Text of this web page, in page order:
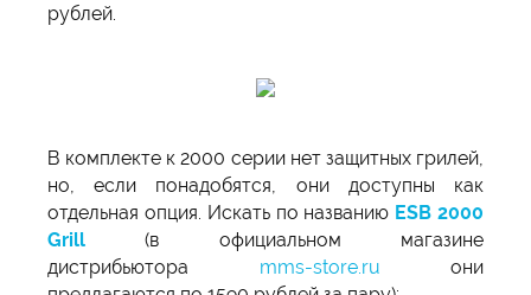
рублей.
В комплекте к 2000 серии нет защитных грилей,
но, если понадобятся, они доступны как
отдельная опция. Искать по названию ESB 2000
Grill (в официальном магазине
дистрибьютора mms-store.ru они